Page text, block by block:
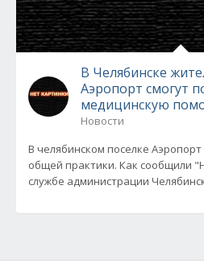
В Челябинске
Аэропорт смогут
медицинскую
Новости
В челябинском поселке
общей практики. Как сообщили
службе администрации